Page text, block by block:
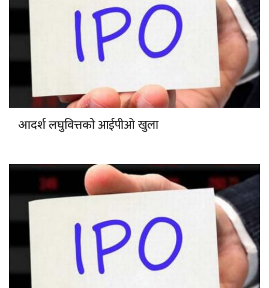
आदर्श लघुवित्तकोआईपीओ खुला